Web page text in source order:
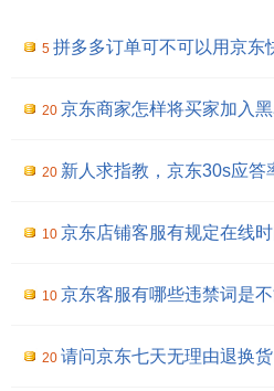
5 拼多多订单可不可以用京东
20 京东商家怎样将买家加入
20 新人求指教，京东30s应答
10 京东店铺客服有规定在线
10 京东客服有哪些违禁词是
20 请问京东七天无理由退换